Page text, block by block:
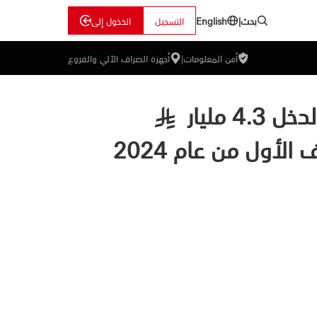
بحث|
English التسجيل الدخول إلى
أمن المعلومات| أجهزة الصراف الآلي والفروع
§